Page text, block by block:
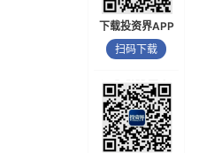
下载投资界APP
扫码下载